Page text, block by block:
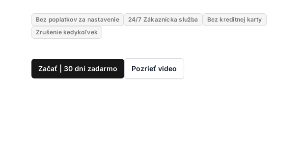
Bez poplatkov za nastavenie 24/7 Zákaznícka služba
Bez kreditnej karty
Zrušenie kedykoľvek
Začať | 30 dní zadarmo Pozrieť video